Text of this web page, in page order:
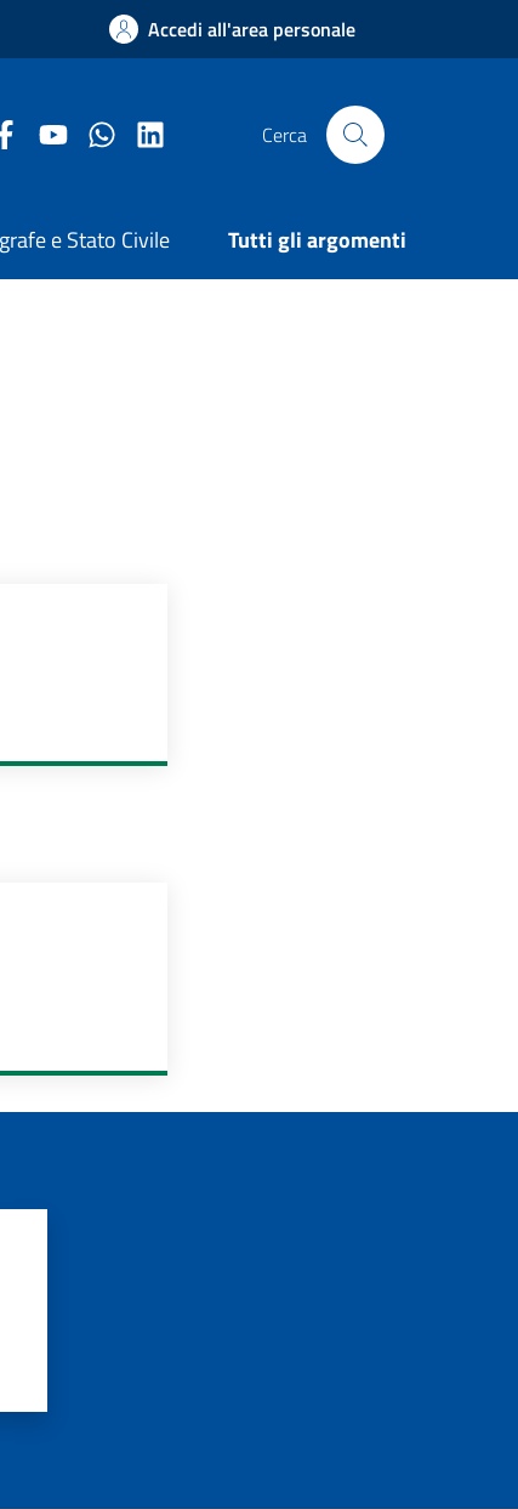
Accedi all'area personale
Facebook Comune di Arezzo
Youtube Comune di Arezzo
Twitter Comune di Arezzo
LinkedIn Comune di Arezzo
Cerca
e Stato Civile Tutti gli argomenti